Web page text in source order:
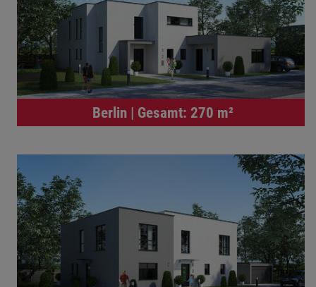
Berlin | Gesamt: 270 m²